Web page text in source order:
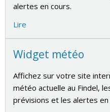
alertes en cours.
Lire
Widget météo
Affichez sur votre site
météo actuelle au Findel,
prévisions et les alertes en